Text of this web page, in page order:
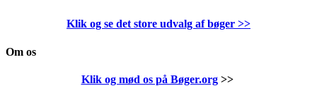
Klik og se det store udvalg af bøger >>
Om os
Klik og mød os på Bøger.org>>